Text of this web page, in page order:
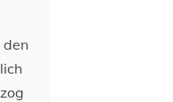
den